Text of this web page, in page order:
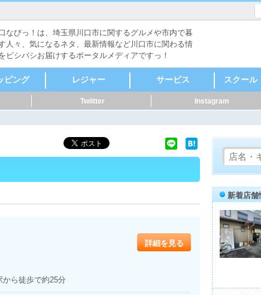
なびっ！は、埼玉県川口市に関するグルメや市内で暮
人々、気になるネタ、最新情報など川口市に関わる情
ビシバシお届けするポータルメディアですっ！
ピング
ン レディース
アクセサリー
漫画
製品
イク
車
品
ンタク
ラス
ショップ
器
テリア
ニング
ョップ
トア・薬
ジ・古道
アウトド
レジャー
カラオケ
ボーリング・ダーツ
ゲームセンター
映画館・劇場
健康ランド・温泉
占い・手相
バッティング
ライブハウス・音楽
体験・ツアー
その他レジャー
サービス
リラクゼーション
カイロプラクティッ
ク
レンタルショップ
レンタルス
シェアオ
便利屋・家事代行・
掃除
建築・土木・造園 機械・金属
印刷・製紙
化学・石油
自動車・自
品・バイク
製薬・化粧
食品・飲料
建築・住宅
質屋・リサイクルシ
ョップ
パフォーマー・ダン
ス
クリーニング・コイ
ンランドリー
アニマル・ペット
花・フラワーアート
スクール
英語・英会
スポーツ
料理
音楽
美容・ネイ
着付け・作
花・ガーデ
絵・芸術
塾
幼稚園・保
マッサージ
ダンス・日
ヨガ・ピラ
ハンドクラ
Twiitter Instagram
詳細を見る
から徒歩で約25分
新着店舗